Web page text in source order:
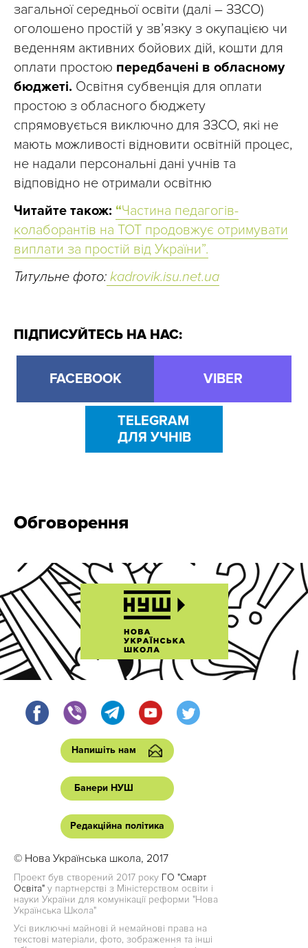
загальної середньої освіти (далі – ЗЗСО)
оголошено простій у зв’язку з окупацією чи
веденням активних бойових дій, кошти для
оплати простою передбачені в обласному
бюджеті. Освітня субвенція для оплати
простою з обласного бюджету
спрямовується виключно для ЗЗСО, які не
мають можливості відновити освітній процес,
не надали персональні дані учнів та
відповідно не отримали освітню
Читайте також: “Частина педагогів-
колаборантів на ТОТ продовжує отримувати
виплати за простій від України”.
Титульне фото: kadrovik.isu.net.ua
ПІДПИСУЙТЕСЬ НА НАС:
FACEBOOK VIBER
TELEGRAM
ДЛЯ УЧНІВ
Обговорення
Напишіть нам
Банери НУШ
Редакційна політика
© Нова Українська школа, 2017
Проект був створений 2017 року ГО "Смарт
Освіта" у партнерстві з Міністерством освіти і
науки України для комунікації реформи "Нова
Українська Школа"
Усі виключні майнові й немайнові права на
текстові матеріали, фото, зображення та інші